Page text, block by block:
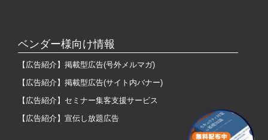
ベンダー様向け情報
【広告紹介】掲載型広告(号外メルマガ)
【広告紹介】掲載型広告(サイト内バナー)
【広告紹介】セミナー集客支援サービス
【広告紹介】宣伝し放題広告